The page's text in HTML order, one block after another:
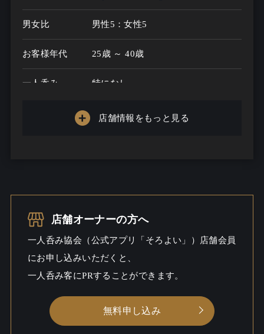
男女比 男性5：女性5
お客様年代 25歳 ～ 40歳
一人呑み
特になし
シーン
店舗情報をもっと見る
店舗オーナーの方へ
一人呑み協会（公式アプリ「そろよい」）店舗会員
にお申し込みいただくと、
一人呑み客にPRすることができます。
無料申し込み